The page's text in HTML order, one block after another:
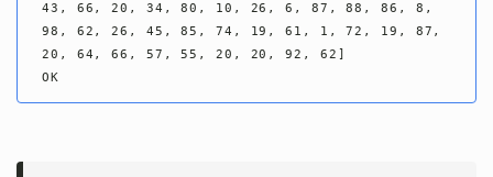
43, 66, 20, 34, 80, 10, 26, 6, 87, 88, 86, 8,
98, 62, 26, 45, 85, 74, 19, 61, 1, 72, 19, 87,
20, 64, 66, 57, 55, 20, 20, 92, 62]
OK